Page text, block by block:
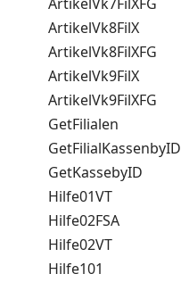
ArtikelVk8FilX
ArtikelVk8FilXFG
ArtikelVk9FilX
ArtikelVk9FilXFG
GetFilialen
GetFilialKassenbyID
GetKassebyID
Hilfe01VT
Hilfe02FSA
Hilfe02VT
Hilfe101